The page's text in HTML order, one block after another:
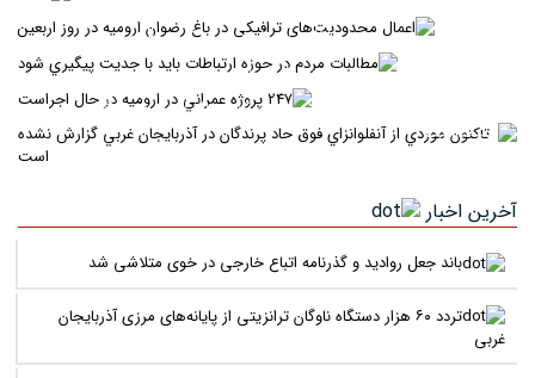
مطالبات مردم در حوزه ارتباطات بايد با جديت پيگيري شود
تاکنون موردي از آنفلوانزاي فوق حاد پرندگان در آذربايجان غربي گزارش
نشده است
آخرین اخبار
باند جعل روادید و گذرنامه اتباع خارجی در خوی متلاشی شد
تردد ۶۰ هزار دستگاه ناوگان ترانزیتی از پایانه‌های مرزی آذربایجان
‌غربی